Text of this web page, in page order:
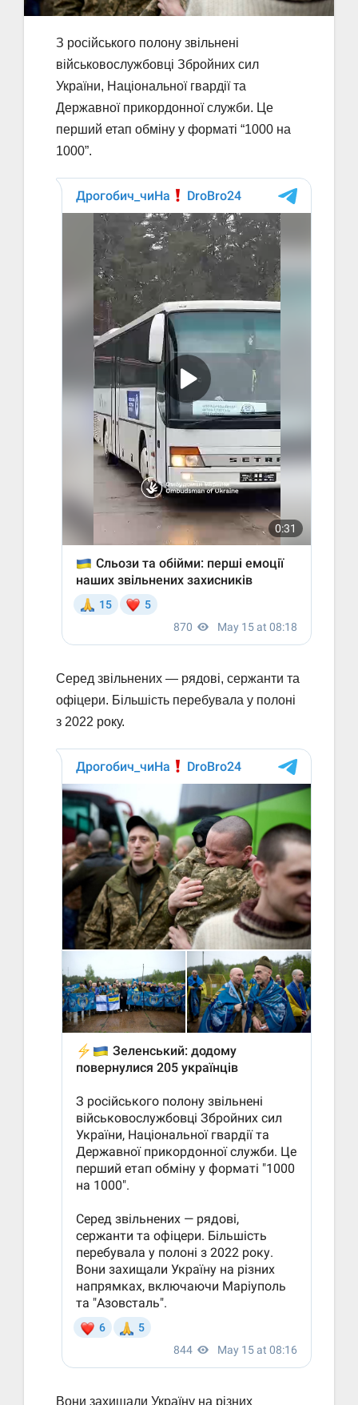
З російського полону звільнені
військовослужбовці Збройних сил
України, Національної гвардії та
Державної прикордонної служби. Це
перший етап обміну у форматі “1000 на
1000”.
Серед звільнених — рядові, сержанти та
офіцери. Більшість перебувала у полоні
з 2022 року.
Вони захищали Україну на різних